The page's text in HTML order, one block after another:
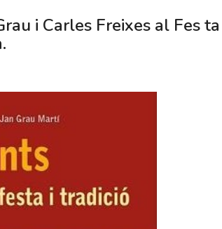
i Carles Freixes al Fes ta